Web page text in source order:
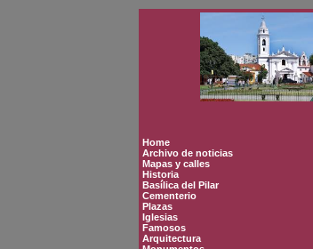
Home
Archivo de noticias
Mapas y calles
Historia
Basílica del Pilar
Cementerio
Plazas
Iglesias
Famosos
Arquitectura